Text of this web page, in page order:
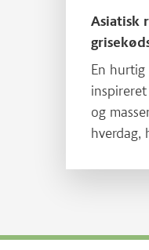
Asiatisk
En hurtig
og
hverdag,